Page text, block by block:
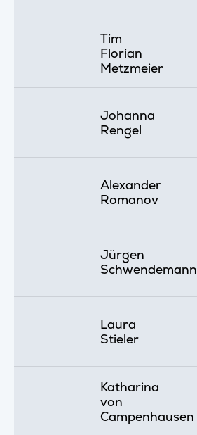
Tim
Florian
Metzmeier
Johanna
Rengel
Alexander
Romanov
Jürgen
Schwendemann
Laura
Stieler
Katharina
von
Campenhausen